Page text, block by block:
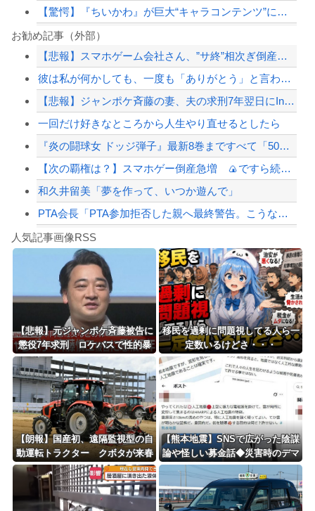
【驚愕】『ちいかわ』が巨大“キャラコンテンツ”になった理由
【完結編】友人から俺の嫁と子が不審な男と歩いてると聞いた俺。単身赴任先から興信所...
【地震】東京練馬区で震度2、千葉や神奈川でも揺れ…お前ら気付いた？
ジャンポケ斎藤と代理人のやりとり、「地獄すぎて完全にコントになってる……」と衝撃...
【配信者】「金バエ」のSNS更新が1週間途絶え、様々な憶測が飛び交う。1週間ぶり...
【緊急速報】NYで警官が黒人男性の首を絞め、暴動第二波不可避へ
Powered by livedoor 相互RSS
お勧め記事（外部）
【悲報】スマホゲーム会社さん、”サ終”相次ぎ倒産しまくってる模様
彼は私が何かしても、一度も「ありがとう」と言わない
【悲報】ジャンポケ斉藤の妻、夫の求刑7年翌日にInstagram更新「楽しすぎた...
一回だけ好きなところから人生やり直せるとしたら
『炎の闘球女 ドッジ弾子』最新8巻まですべて「50％ポイント還元」セール！3,5...
【次の覇権は？】スマホゲー倒産急増 🍙ですら続くのに…
和久井留美「夢を作って、いつか遊んで」
PTA会長「PTA参加拒否した親へ最終警告。こうなってもいい？」
【動画】タイのティパンコーン王子が日本人女性とデートか？
8/4のニュース
日本旅行キャンセルすべきか…1万年ぶり史上最大級の火山の兆し＝韓国の反応
更新中止のお知らせ
海外「おめでとうタキ！」リヴァプール南野がバースデーゴール！！
Powered by livedoor 相互RSS
人気記事画像RSS
【悲報】元ジャンポケ斉藤被告に
懲役7年求刑 ロケバスで性的暴
行の罪ｗｗｗｗｗｗｗｗｗ
移民を過剰に問題視してる人ら一
定数いるけどさ・・・
【朗報】国産初、遠隔監視型の自
動運転トラクター クボタが来春
に発売！！！
【熊本地震】SNSで広がった陰謀
論や怪しい募金話◆災害時のデマ
注意、専門家は「一次情報チェッ
クを」